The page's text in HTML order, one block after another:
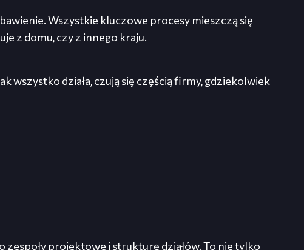
Wszystkie kluczowe procesy mieszczą się
z domu, czy z innego kraju.
wszystko działa, czują się częścią firmy, gdziekolwiek
projektowe i strukturę działów. To nie tylko